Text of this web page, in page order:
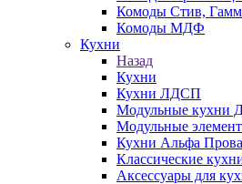
Комоды Стив,
Комоды МДФ
Кухни
Назад
Кухни
Кухни ЛДСП
Модульные кухни
Модульные
Кухни Альфа
Классические
Аксессуары для